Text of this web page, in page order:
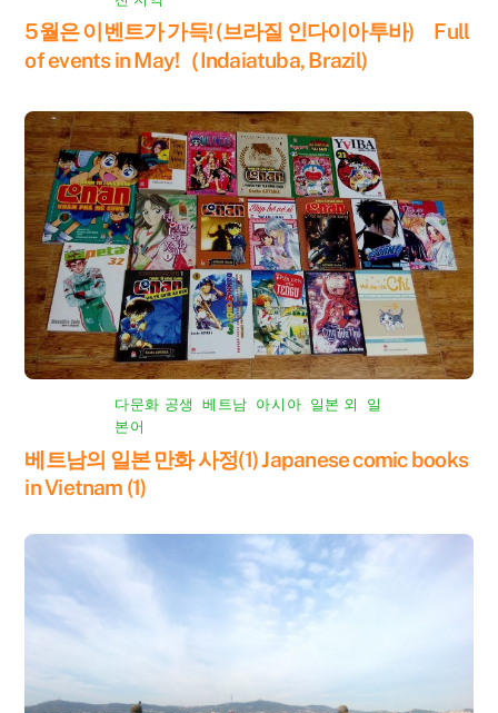
5월은 이벤트가 가득! (브라질 인다이아투바) Full
of events in May!（Indaiatuba, Brazil)
다문화 공생 ,베트남 아시아 일본 외
일
본어
베트남의 일본 만화 사정(1) Japanese comic books
in Vietnam (1)